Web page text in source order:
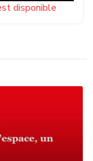
disponible